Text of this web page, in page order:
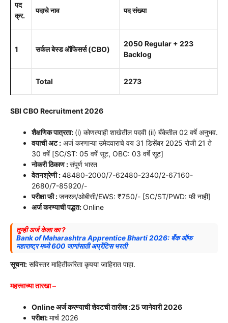
पद
क्र.
पदाचे नाव पद संख्या
1 सर्कल बेस्ड ऑफिसर्स (CBO)
2050 Regular + 223
Backlog
Total 2273
SBI CBO Recruitment 2026
शैक्षणिक पात्रता: (i) कोणत्याही शाखेतील पदवी (ii) बँकेतील 02 वर्षे अनुभव.
वयाची अट : अर्ज करणाऱ्या उमेदवाराचे वय 31 डिसेंबर 2025 रोजी 21 ते
30 वर्षे [SC/ST: 05 वर्षे सूट, OBC: 03 वर्षे सूट]
नोकरी ठिकाण :संपूर्ण भारत
वेतनश्रेणी :48480-2000/7-62480-2340/2-67160-
2680/7-85920/-
परीक्षा फी :जनरल/ओबीसी/EWS: ₹750/- [SC/ST/PWD: फी नाही]
अर्ज करण्याची पद्धत:Online
तुम्ही अर्ज केला का ?
Bank of Maharashtra Apprentice Bharti 2026: बँक ऑफ
महाराष्ट्र मध्ये 600 जागांसाठी अप्रेंटिस भरती
सूचना: सविस्तर माहितीकरिता कृपया जाहिरात पाहा.
महत्त्वाच्या तारखा –
Online अर्ज करण्याची शेवटची तारीख:25 जानेवारी 2026
परीक्षा:मार्च 2026